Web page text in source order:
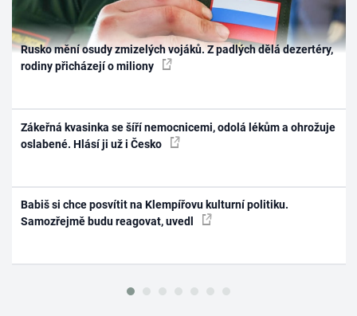
Rusko mění osudy zmizelých vojáků. Z padlých dělá dezertéry,
rodiny přicházejí o miliony
Zákeřná kvasinka se šíří nemocnicemi, odolá lékům a ohrožuje
oslabené. Hlásí ji už i Česko
Babiš si chce posvítit na Klempířovu kulturní politiku.
Samozřejmě budu reagovat, uvedl